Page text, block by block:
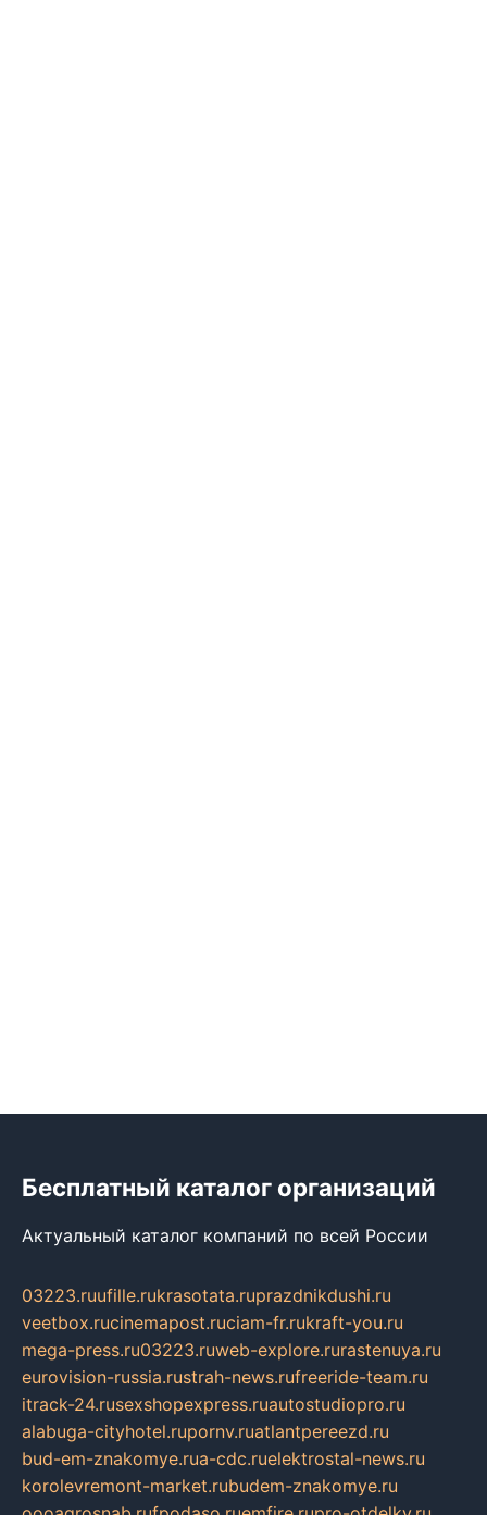
Бесплатный каталог организаций
Актуальный каталог компаний по всей России
03223.ruufille.rukrasotata.ruprazdnikdushi.ru
veetbox.rucinemapost.ruciam-fr.rukraft-you.ru
mega-press.ru03223.ruweb-explore.rurastenuya.ru
eurovision-russia.rustrah-news.rufreeride-team.ru
itrack-24.rusexshopexpress.ruautostudiopro.ru
alabuga-cityhotel.rupornv.ruatlantpereezd.ru
bud-em-znakomye.rua-cdc.ruelektrostal-news.ru
korolevremont-market.rubudem-znakomye.ru